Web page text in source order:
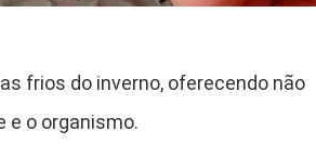
frios do inverno, oferecendo não
e o organismo.